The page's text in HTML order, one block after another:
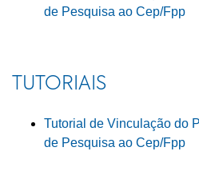
de Pesquisa ao Cep/Fpp
TUTORIAIS
Tutorial de Vinculação do
de Pesquisa ao Cep/Fpp